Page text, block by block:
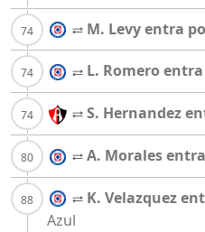
M. Levy entra
L. Romero
S. Hernandez
A. Morales
K. Velazquez
Azul